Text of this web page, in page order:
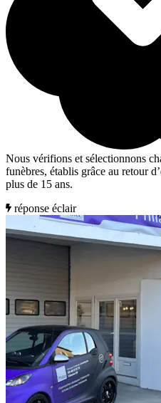
Nous vérifions et sélectionnons
funèbres, établis grâce au retour
plus de 15 ans.
réponse éclair